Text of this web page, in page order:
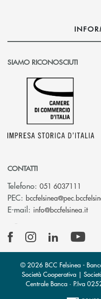
SIAMO RICONOSCIUTI
CONTATTI
Telefono: 051 6037111
PEC:
E-mail: info@bccfelsinea.it(si
© 2026 BCC Felsinea -
Società Cooperativa |
Centrale Banca · P.Iva